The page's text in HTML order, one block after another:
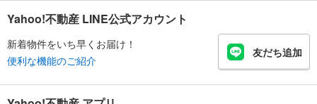
Yahoo!不動産 LINE公式アカウント
新着物件をいち早くお届け！
便利な機能のご紹介
友だち追加